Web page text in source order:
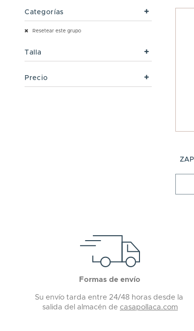
Categorías
Resetear este grupo
Talla
Precio
Formas de envío
Su envío tarda entre 24/48 horas desde la
salida del almacén de casapollaca.com